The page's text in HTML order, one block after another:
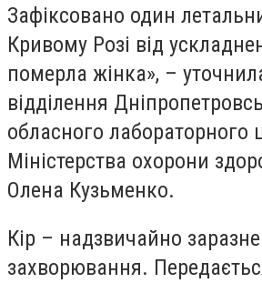
Зафіксовано один
Кривому Розі від
померла жінка», –
відділення
обласного лабораторного
Міністерства охорони
Олена Кузьменко.
Кір – надзвичайно
захворювання.